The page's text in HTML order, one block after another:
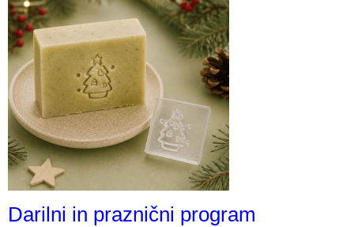
Darilni in praznični program